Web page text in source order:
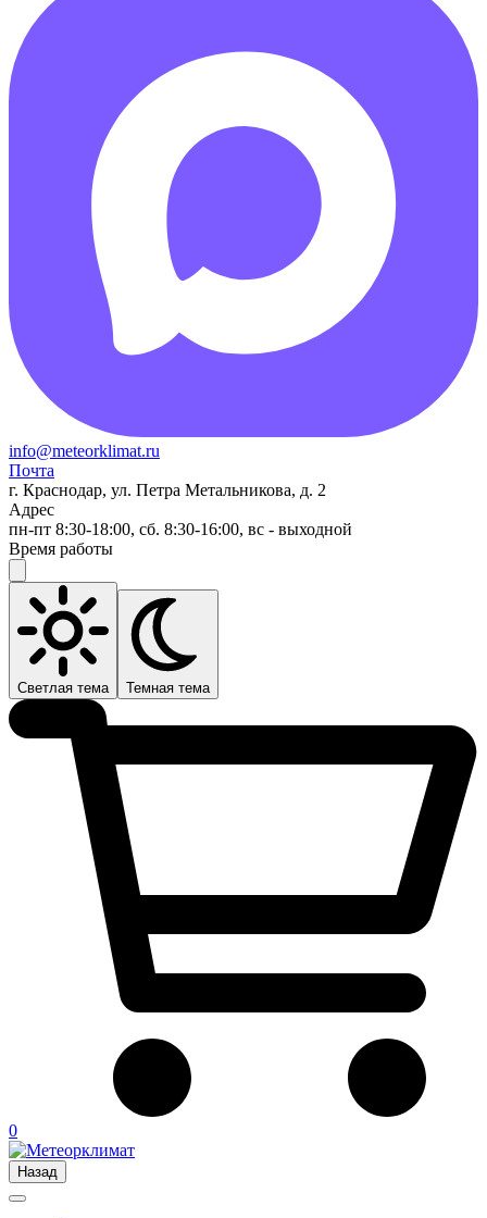
info@meteorklimat.ru
Почта
г. Краснодар, ул. Петра Метальникова, д. 2
Адрес
пн-пт 8:30-18:00, сб. 8:30-16:00, вс - выходной
Время работы
Светлая тема Темная тема
0
Назад